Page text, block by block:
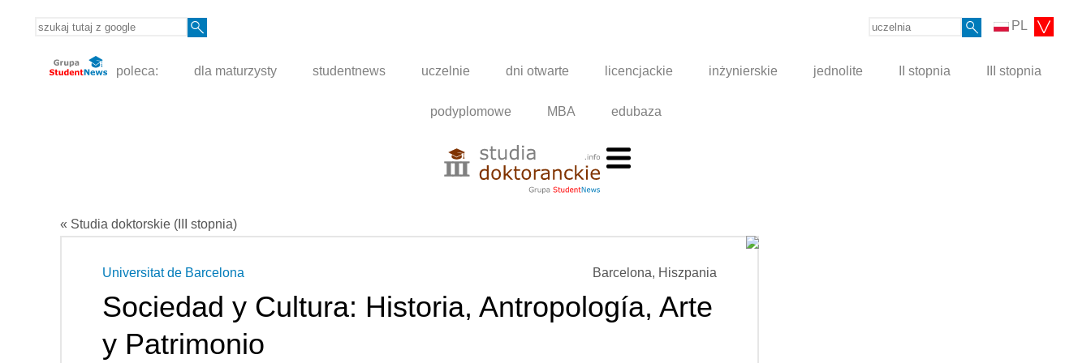
PL
poleca: dla maturzysty studentnews uczelnie dni otwarte licencjackie inżynierskie jednolite II stopnia III stopnia
podyplomowe MBA edubaza
« Studia doktorskie (III stopnia)
Barcelona, Hiszpania
Universitat de Barcelona
Sociedad y Cultura: Historia, Antropología, Arte
y Patrimonio